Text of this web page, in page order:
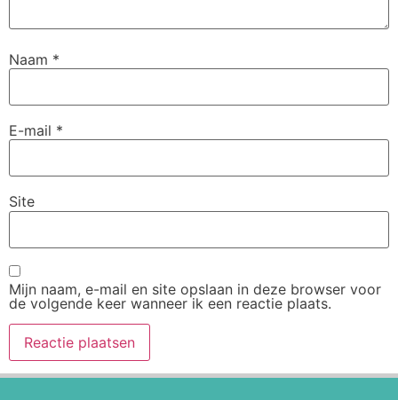
Naam *
E-mail *
Site
Mijn naam, e-mail en site opslaan in deze browser voor
de volgende keer wanneer ik een reactie plaats.